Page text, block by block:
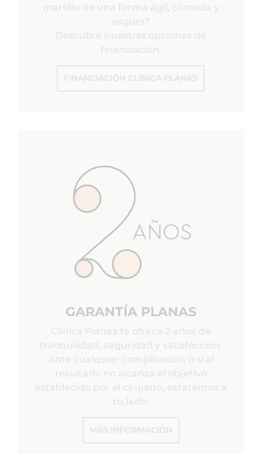
martillo de una forma ágil, cómoda y
segura?
Descubre nuestras opciones de
financiación.
FINANCIACIÓN CLÍNICA PLANAS
GARANTÍA PLANAS
Clínica Planas te ofrece 2 años de
tranquilidad, seguridad y satisfacción.
Ante cualquier complicación o si el
resultado no alcanza el objetivo
establecido por el cirujano, estaremos a
tu lado.
MÁS INFORMACIÓN